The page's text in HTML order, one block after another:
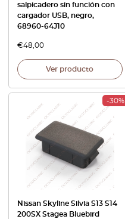
salpicadero sin función con
cargador USB, negro,
68960-64J10
€48,00
Ver producto
-30%
Nissan Skyline Silvia S13 S14
200SX Stagea Bluebird